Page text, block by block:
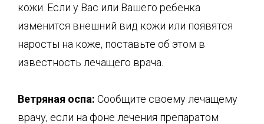
кожи. Если у Вас или Вашего ребенка
изменится внешний вид кожи или появятся
наросты на коже, поставьте об этом в
известность лечащего врача.
Ветряная оспа: Сообщите своему лечащему
врачу, если на фоне лечения препаратом